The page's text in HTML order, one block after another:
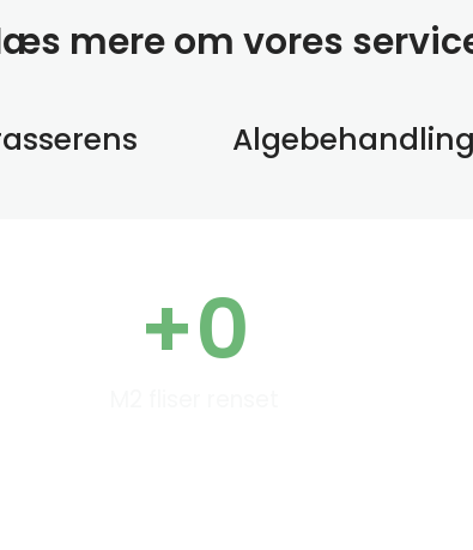
mere om vores
Algebehandling
+0